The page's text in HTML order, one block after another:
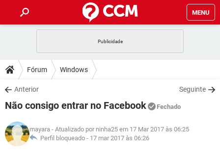
MENU
CELULAR
OUTLOOK
INSTAGRAM GMAIL
GUIA DE COMPRAS
DICAS
JOGOS
INSTAGRAM GMAIL
GUIA DE COMPRAS
DOWNLOADS
JOGOS WHATSAPP
CELULAR
OUTLOOK EXCEL
JOGOS WHATSAPP
CELULAR
GLOSSÁRIO
Fórum Windows
Anterior Seguinte
Não consigo entrar no Facebook Fechado
mayara - Atualizado por ninha25 em 17 Mar 2017 às 06:25
Perfil bloqueado - 17 mar 2017 às 06:26